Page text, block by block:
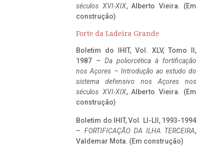
séculos XVI-XIX, Alberto Vieira. (Em
construção)
Forte da Ladeira Grande
Boletim do IHIT, Vol. XLV, Tomo II,
1987 – Da poliorcética à fortificação
nos Açores – Introdução ao estudo do
sistema defensivo nos Açores nos
séculos XVI-XIX, Alberto Vieira. (Em
construção)
Boletim do IHIT, Vol. LI-LII, 1993-1994
– FORTIFICAÇÃO DA ILHA TERCEIRA,
Valdemar Mota. (Em construção)